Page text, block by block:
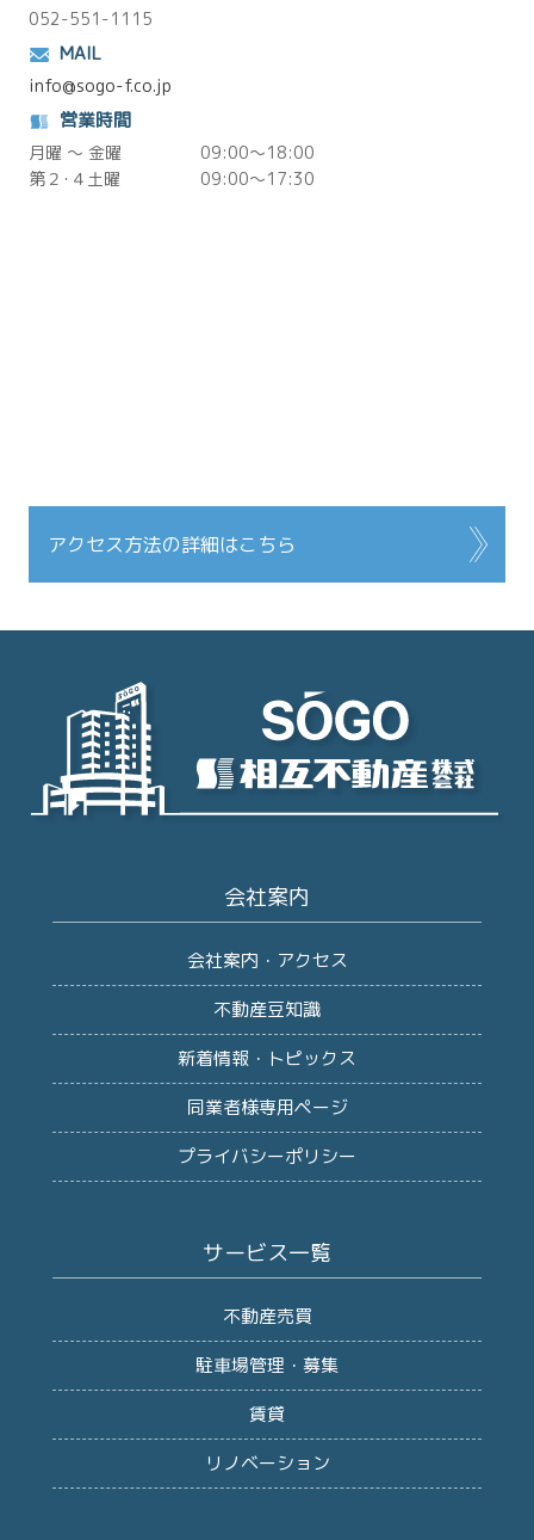
052-551-1115
MAIL
info@sogo-f.co.jp
営業時間
月曜 ～ 金曜
第２･４土曜
09:00～18:00
09:00～17:30
アクセス方法の詳細はこちら
会社案内
会社案内・アクセス
不動産豆知識
新着情報・トピックス
同業者様専用ページ
プライバシーポリシー
サービス一覧
不動産売買
駐車場管理・募集
賃貸
リノベーション